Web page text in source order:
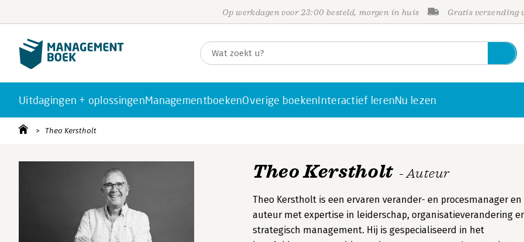
Op werkdagen voor 23:00 besteld, morgen in huis Gratis verzending
Uitdagingen + oplossingenManagementboekenOverige boekenInteractief lerenNu lezen
Theo Kerstholt
Theo Kerstholt - Auteur
Theo Kerstholt is een ervaren verander- en procesmanager en
auteur met expertise in leiderschap, organisatieverandering
strategisch management. Hij is gespecialiseerd in het